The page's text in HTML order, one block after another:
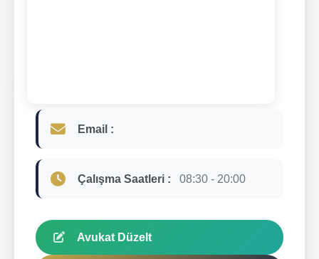
Email :
Çalışma Saatleri : 08:30 - 20:00
Avukat Düzelt